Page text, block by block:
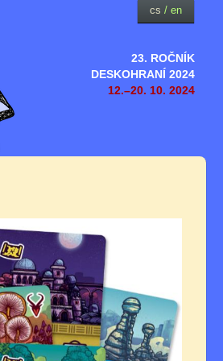
23. ROČNÍK
DESKOHRANÍ 2024
12.–20. 10. 2024
cs / en